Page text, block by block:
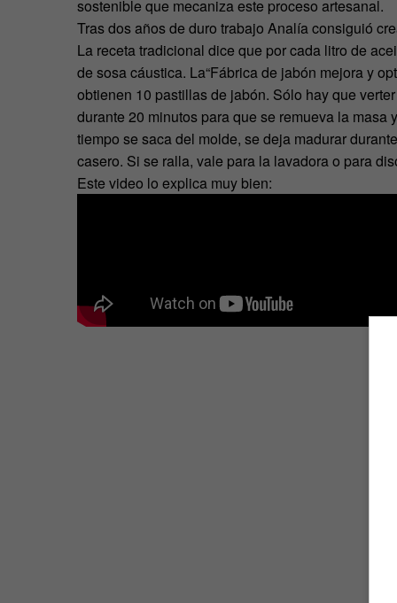
sostenible que mecaniza este proceso artesanal.
Tras dos años de duro trabajo Analía consiguió
La receta tradicional dice que por cada litro de
de sosa cáustica. La“Fábrica de jabón mejora y
obtienen 10 pastillas de jabón. Sólo hay que
durante 20 minutos para que se remueva la
tiempo se saca del molde, se deja madurar
casero. Si se ralla, vale para la lavadora o para
Este video lo explica muy bien: